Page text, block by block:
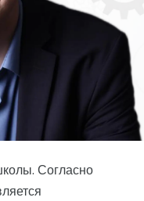
Согласно